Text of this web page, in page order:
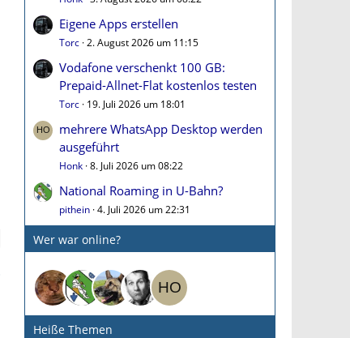
Eigene Apps erstellen
Torc 2. August 2026 um 11:15
Vodafone verschenkt 100 GB:
Prepaid-Allnet-Flat kostenlos testen
Torc 19. Juli 2026 um 18:01
mehrere WhatsApp Desktop werden
ausgeführt
Honk 8. Juli 2026 um 08:22
National Roaming in U-Bahn?
pithein 4. Juli 2026 um 22:31
Wer war online?
Heiße Themen